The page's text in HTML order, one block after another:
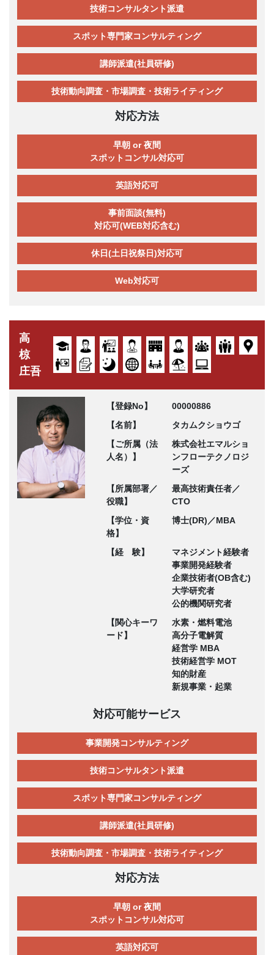
技術コンサルタント派遣
スポット専門家コンサルティング
講師派遣(社員研修)
技術動向調査・市場調査・技術ライティング
対応方法
早朝 or 夜間
スポットコンサル対応可
英語対応可
事前面談(無料)
対応可(WEB対応含む)
休日(土日祝祭日)対応可
Web対応可
高
椋
庄吾
【登録No】
00000886
【名前】
タカムクショウゴ
【ご所属（法
人名）】
株式会社エマルショ
ンフローテクノロジ
ーズ
【所属部署／
役職】
最高技術責任者／
CTO
【学位・資
格】
博士(DR)／MBA
【経 験】
マネジメント経験者
事業開発経験者
企業技術者(OB含む)
大学研究者
公的機関研究者
【関心キーワ
ード】
水素・燃料電池
高分子電解質
経営学 MBA
技術経営学 MOT
知的財産
新規事業・起業
対応可能サービス
事業開発コンサルティング
技術コンサルタント派遣
スポット専門家コンサルティング
講師派遣(社員研修)
技術動向調査・市場調査・技術ライティング
対応方法
早朝 or 夜間
スポットコンサル対応可
英語対応可